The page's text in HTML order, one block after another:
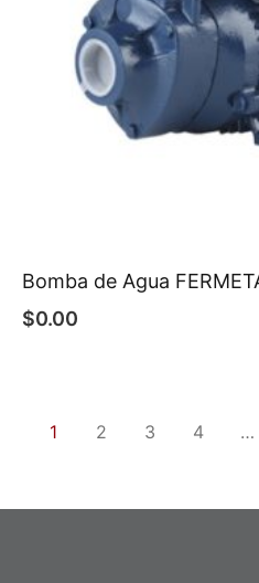
Bomba de Agua
$0.00
1 2 3 4 …